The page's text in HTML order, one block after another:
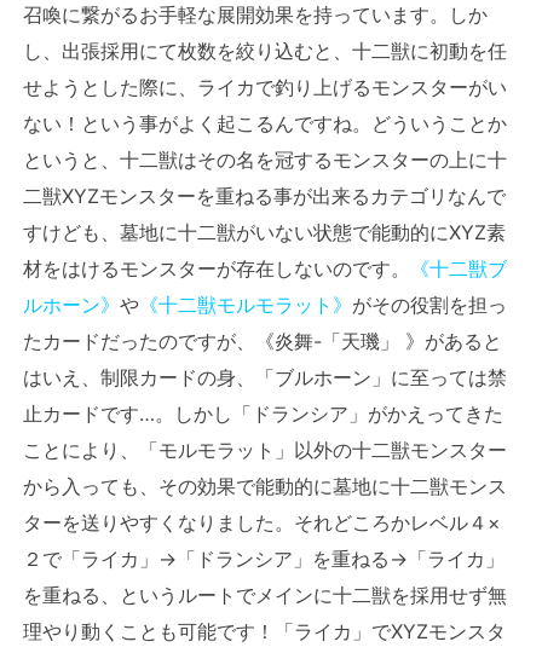
召喚に繋がるお手軽な展開効果を持っています。しか
し、出張採用にて枚数を絞り込むと、十二獣に初動を任
せようとした際に、ライカで釣り上げるモンスターがい
ない！という事がよく起こるんですね。どういうことか
というと、十二獣はその名を冠するモンスターの上に十
二獣XYZモンスターを重ねる事が出来るカテゴリなんで
すけども、墓地に十二獣がいない状態で能動的にXYZ素
材をはけるモンスターが存在しないのです。
《十二獣ブ
ルホーン》 や 《十二獣モルモラット》 がその役割を担っ
たカードだったのですが、《炎舞-「天璣」 》があると
はいえ、制限カードの身、「ブルホーン」に至っては禁
止カードです…。しかし「ドランシア」がかえってきた
ことにより、「モルモラット」以外の十二獣モンスター
から入っても、その効果で能動的に墓地に十二獣モンス
ターを送りやすくなりました。それどころかレベル４×
２で「ライカ」→「ドランシア」を重ねる→「ライカ」
を重ねる、というルートでメインに十二獣を採用せず無
理やり動くことも可能です！「ライカ」でXYZモンスタ